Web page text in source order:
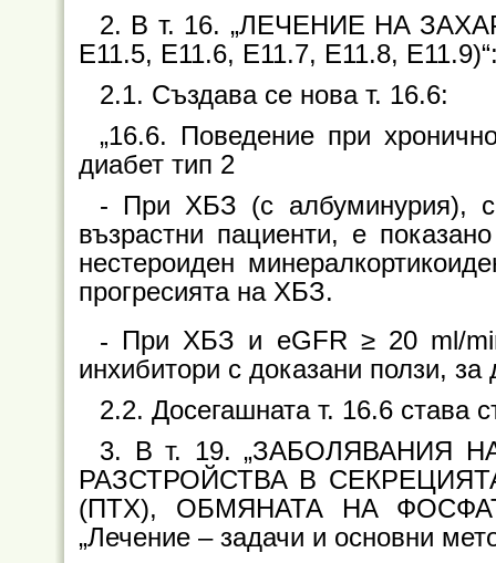
2. В т. 16. „ЛЕЧЕНИЕ НА
E11.5, Е11.6, Е11.7, Е11.8,
2.1. Създава се нова т. 16.6:
„16.6. Поведение при
диабет тип 2
- При ХБЗ (с албуминурия),
възрастни пациенти, е
нестероиден
прогресията на ХБЗ.
-
При ХБЗ и eGFR ≥ 20 ml/
инхибитори с доказани ползи,
2.2. Досегашната т. 16.6 става
3. В т. 19. „ЗАБОЛЯВАНИЯ
РАЗСТРОЙСТВА В
(ПТХ), ОБМЯНАТА НА
„Лечение – задачи и основни